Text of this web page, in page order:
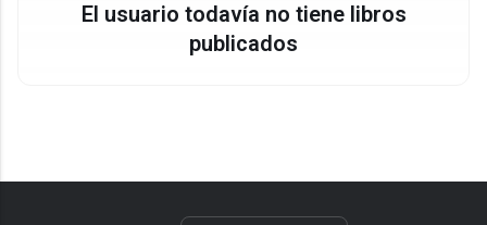
El usuario todavía no tiene libros
publicados